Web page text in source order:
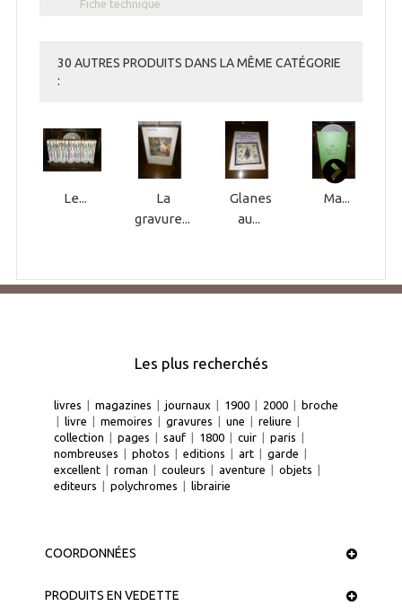
Fiche technique
30 AUTRES PRODUITS DANS LA MÊME CATÉGORIE
:
Le...
La
gravure...
Glanes
au...
Ma...
Les plus recherchés
livres | magazines | journaux | 1900 | 2000 | broche
| livre | memoires | gravures | une | reliure |
collection | pages | sauf | 1800 | cuir | paris |
nombreuses | photos | editions | art | garde |
excellent | roman | couleurs | aventure | objets |
editeurs | polychromes | librairie
COORDONNÉES
PRODUITS EN VEDETTE